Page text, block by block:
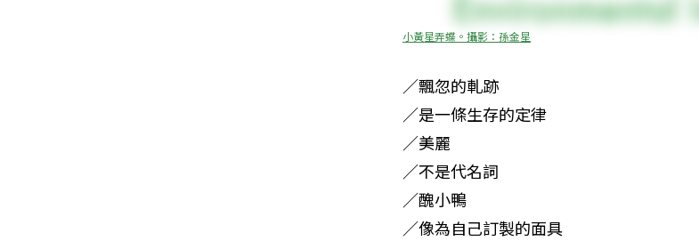
小黃星弄蝶。攝影：孫金星
／飄忽的軋跡
／是一條生存的定律
／美麗
／不是代名詞
／醜小鴨
／像為自己訂製的面具